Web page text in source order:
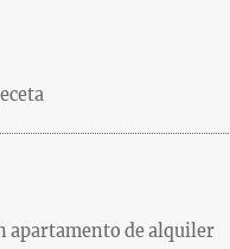
apartamento de alquiler